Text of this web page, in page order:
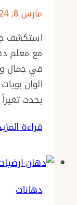
مارس 8, 2024
استكشف
مع معلم
في جمال و
الوان
يحدث
قراءة
دهانات